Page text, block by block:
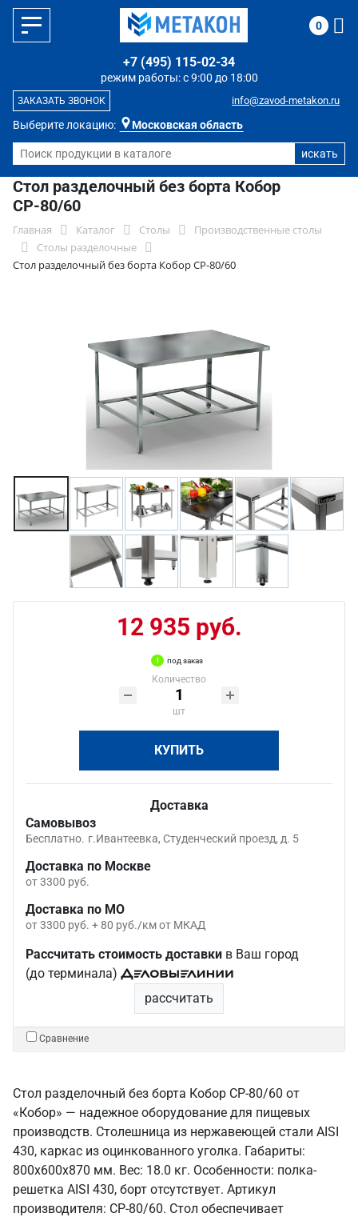
Выберите локацию: Московская область
режим работы: с 9:00 до 18:00
+7 (495) 115-02-34
info@zavod-metakon.ru
ЗАКАЗАТЬ ЗВОНОК
0
Стол разделочный без борта Кобор
СР-80/60
Главная Каталог Столы
Производственные столы
Столы разделочные
Стол разделочный без борта Кобор СР-80/60
12 935 руб.
под заказ
Количество
шт
КУПИТЬ
Доставка
Самовывоз
Бесплатно. г.Ивантеевка, Студенческий проезд, д. 5
Доставка по Москве
от 3300 руб.
Доставка по МО
от 3300 руб. + 80 руб./км от МКАД
Рассчитать стоимость доставки в Ваш город
(до терминала)
рассчитать
Сравнение
Стол разделочный без борта Кобор СР-80/60 от
«Кобор» — надежное оборудование для пищевых
производств. Столешница из нержавеющей стали AISI
430, каркас из оцинкованного уголка. Габариты:
800x600x870 мм. Вес: 18.0 кг. Особенности: полка-
решетка AISI 430, борт отсутствует. Артикул
производителя: СР-80/60. Стол обеспечивает